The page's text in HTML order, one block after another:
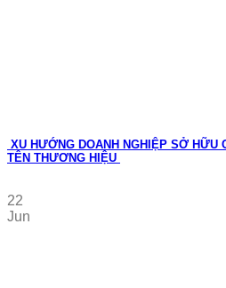
XU HƯỚNG DOANH NGHIỆP SỞ HỮU
TÊN THƯƠNG HIỆU
22
Jun